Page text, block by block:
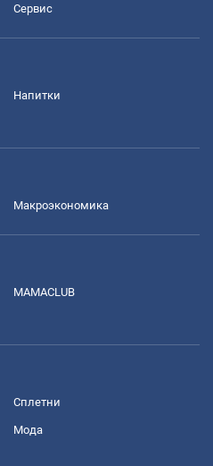
Сервис
Напитки
Mакроэкономика
MAMACLUB
Сплетни
Мода